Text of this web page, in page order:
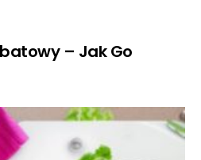
– Jak Go